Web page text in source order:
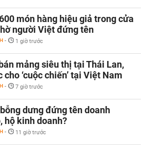
món hàng hiệu giả trong cửa
người Việt đứng tên
- 1 giờ trước
mảng siêu thị tại Thái Lan,
cho ‘cuộc chiến’ tại Việt Nam
- 7 giờ trước
dưng đứng tên doanh
hộ kinh doanh?
- 11 giờ trước